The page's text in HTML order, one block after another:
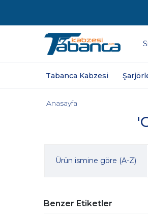
Tabanca Kabzesi
Anasayfa
Ürün ismine göre (A-Z)
Benzer Etiketler